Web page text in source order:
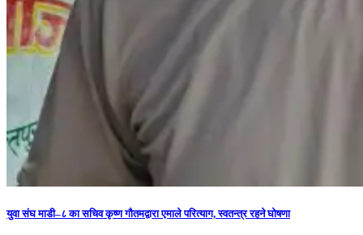
युवा संघ माडी–८ का सचिव कृष्ण गौतमद्वारा एमाले परित्याग, स्वतन्त्र रहने घोषणा